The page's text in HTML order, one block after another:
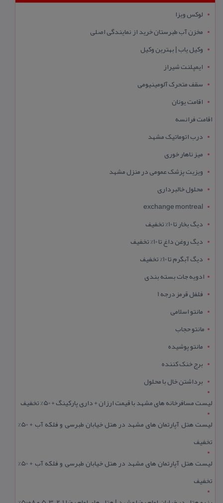
لوکس ویزا
مخزن آب طبرستان خرید از نمایندگی اصلی
وکیل یاب | بهترین وکیل
ایمپلنت شیراز
سقف متحرک آلومینیومی
اقامت یونان
اقامت فرانسه
درب اتوماتیک مشهد
میز ناهار خوری
ویزیت پزشک عمومی در منزل مشهد
محلول خالبرداری
exchange montreal
دیگ بخار تا 10% تخفیف
دیگ روغن داغ تا 10% تخفیف
دیگ آبگرم تا 10% تخفیف
ادویه جات بسته بندی
فلفل قرمز درجه 1
مانتو اسلامی
مانتو حجاب
مانتو پوشیده
برج خنک کننده
برداشتن خال با محلول
لیست مسافرخانه های مشهد با قیمت ارزان + داری پارکینگ + 50% تخفیف
لیست هتل آپارتمان های مشهد در هتل خیابان طبرسی و فلکه آب + 50%
تخفیف
لیست هتل آپارتمان های مشهد در هتل خیابان طبرسی و فلکه آب + 50%
تخفیف